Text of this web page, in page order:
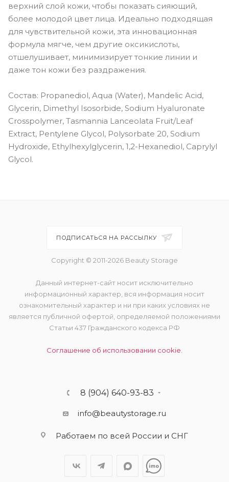
верхний слой кожи, чтобы показать сияющий,
более молодой цвет лица. Идеально подходящая
для чувствительной кожи, эта инновационная
формула мягче, чем другие оксикислоты,
отшелушивает, минимизирует тонкие линии и
даже тон кожи без раздражения.
Состав: Propanediol, Aqua (Water), Mandelic Acid,
Glycerin, Dimethyl Isosorbide, Sodium Hyaluronate
Crosspolymer, Tasmannia Lanceolata Fruit/Leaf
Extract, Pentylene Glycol, Polysorbate 20, Sodium
Hydroxide, Ethylhexylglycerin, 1,2-Hexanediol, Caprylyl
Glycol.
ПОДПИСАТЬСЯ НА РАССЫЛКУ
Copyright © 2011-2026 Beauty Storage
Данный интернет-сайт носит исключительно
информационный характер, вся информация носит
ознакомительный характер и ни при каких условиях не
является публичной офертой, определяемой положениями
Статьи 437 Гражданского кодекса РФ
Соглашение об использовании cookie.
8 (904) 640-93-83
info@beautystorage.ru
Работаем по всей России и СНГ